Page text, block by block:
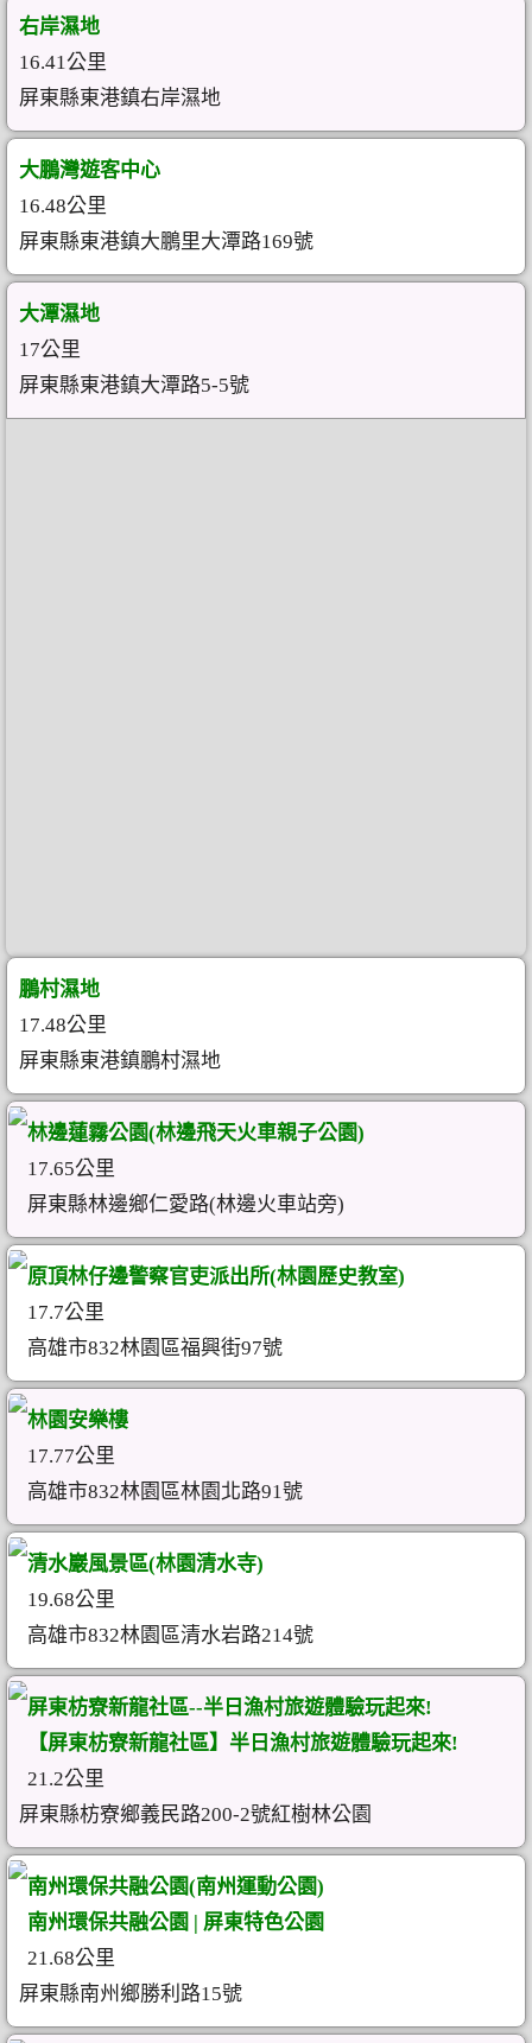
右岸濕地
16.41公里
屏東縣東港鎮右岸濕地
大鵬灣遊客中心
16.48公里
屏東縣東港鎮大鵬里大潭路169號
大潭濕地
17公里
屏東縣東港鎮大潭路5-5號
鵬村濕地
17.48公里
屏東縣東港鎮鵬村濕地
林邊蓮霧公園(林邊飛天火車親子公園)
17.65公里
屏東縣林邊鄉仁愛路(林邊火車站旁)
原頂林仔邊警察官吏派出所(林園歷史教室)
17.7公里
高雄市832林園區福興街97號
林園安樂樓
17.77公里
高雄市832林園區林園北路91號
清水巖風景區(林園清水寺)
19.68公里
高雄市832林園區清水岩路214號
屏東枋寮新龍社區--半日漁村旅遊體驗玩起來!
【屏東枋寮新龍社區】半日漁村旅遊體驗玩起來!
21.2公里
屏東縣枋寮鄉義民路200-2號紅樹林公園
南州環保共融公園(南州運動公園)
南州環保共融公園 | 屏東特色公園
21.68公里
屏東縣南州鄉勝利路15號